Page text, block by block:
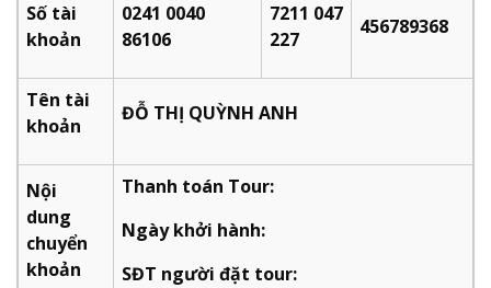
Số tài
khoản
0241 0040
86106
7211 047
227​
456789368
Tên tài
khoản
ĐỖ THỊ QUỲNH ANH
Nội
dung
chuyển
khoản
Thanh toán Tour:
Ngày khởi hành:
SĐT người đặt tour: